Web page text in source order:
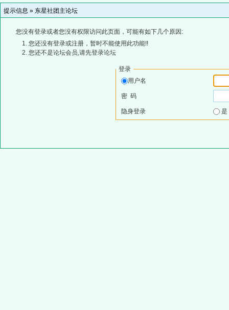
提示信息 » 东星社团主论坛
您没有登录或者您没有权限访问此页面，可能有如下几个原因:
您还没有登录或注册，暂时不能使用此功能!!
您还不是论坛会员,请先登录论坛
登录
用户名
密 码
隐身登录